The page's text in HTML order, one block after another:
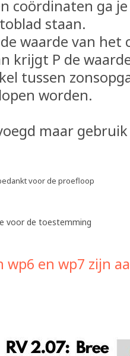
coördinaten ga
staan.
waarde van
krijgt P de
tussen
worden.
maar gebruik
voor de proefloop
voor de toestemming
wp6 en wp7 zijn